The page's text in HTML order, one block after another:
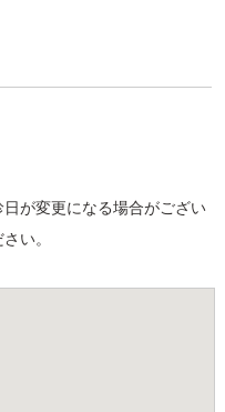
が変更になる場合がござい
い。